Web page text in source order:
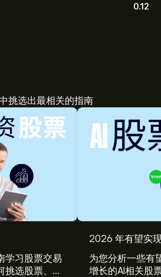
0.12
挑选出最相关的指南
学习股票交易
挑选股票、管
2026 年有望实
为您分析一些有
增长的AI相关股